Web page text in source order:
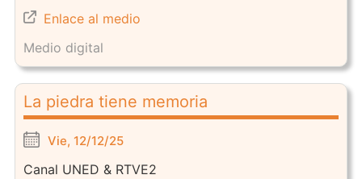
Enlace al medio
Medio digital
La piedra tiene memoria
Vie, 12/12/25
Canal UNED & RTVE2